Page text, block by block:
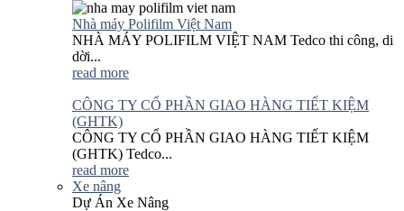
Nhà máy Polifilm Việt Nam
NHÀ MÁY POLIFILM VIỆT NAM Tedco thi công, di
dời...
read more
CÔNG TY CỔ PHẦN GIAO HÀNG TIẾT KIỆM
(GHTK)
CÔNG TY CỔ PHẦN GIAO HÀNG TIẾT KIỆM
(GHTK) Tedco...
read more
Xe nâng
Dự Án Xe Nâng